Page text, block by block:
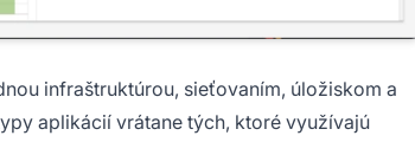
infraštruktúrou, sieťovaním, úložiskom a
aplikácií vrátane tých, ktoré využívajú